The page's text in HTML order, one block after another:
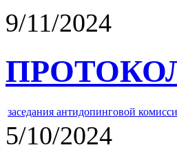
9/11/2024
заседания антидопинговой
5/10/2024